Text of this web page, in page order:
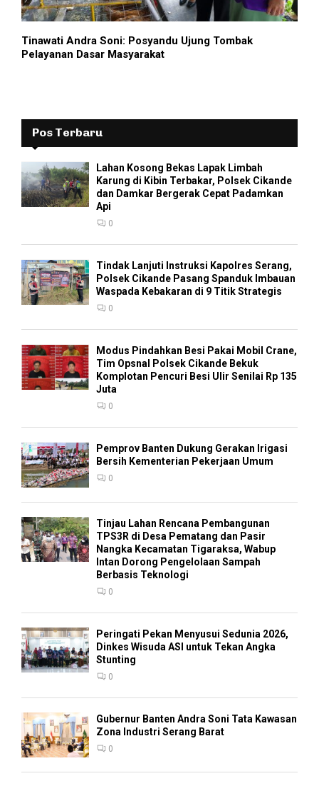
Tinawati Andra Soni: Posyandu Ujung Tombak
Pelayanan Dasar Masyarakat
Pos Terbaru
Lahan Kosong Bekas Lapak Limbah
Karung di Kibin Terbakar, Polsek Cikande
dan Damkar Bergerak Cepat Padamkan
Api
0
Tindak Lanjuti Instruksi Kapolres Serang,
Polsek Cikande Pasang Spanduk Imbauan
Waspada Kebakaran di 9 Titik Strategis
0
Modus Pindahkan Besi Pakai Mobil Crane,
Tim Opsnal Polsek Cikande Bekuk
Komplotan Pencuri Besi Ulir Senilai Rp 135
Juta
0
Pemprov Banten Dukung Gerakan Irigasi
Bersih Kementerian Pekerjaan Umum
0
Tinjau Lahan Rencana Pembangunan
TPS3R di Desa Pematang dan Pasir
Nangka Kecamatan Tigaraksa, Wabup
Intan Dorong Pengelolaan Sampah
Berbasis Teknologi
0
Peringati Pekan Menyusui Sedunia 2026,
Dinkes Wisuda ASI untuk Tekan Angka
Stunting
0
Gubernur Banten Andra Soni Tata Kawasan
Zona Industri Serang Barat
0